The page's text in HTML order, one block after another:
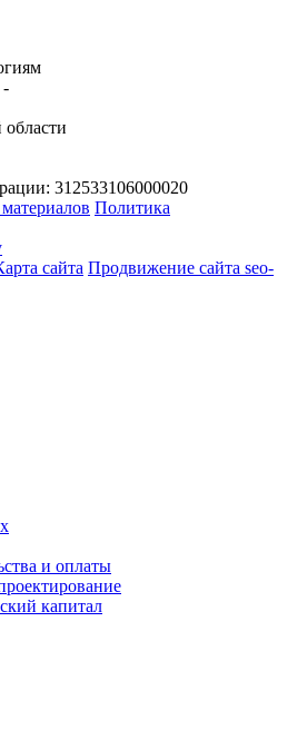
-
312533106000020
Политика
сайта Продвижение сайта seo-
и оплаты
капитал